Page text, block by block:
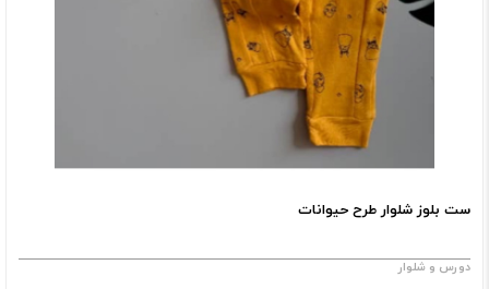
ست بلوز شلوار طرح حیوانات
دورس و شلوار